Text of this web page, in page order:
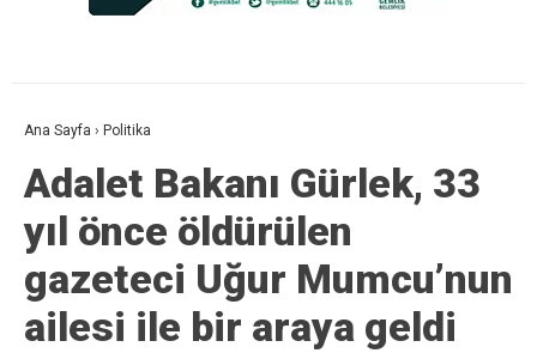
Ana Sayfa › Politika
Adalet Bakanı Gürlek, 33
yıl önce öldürülen
gazeteci Uğur Mumcu’nun
ailesi ile bir araya geldi